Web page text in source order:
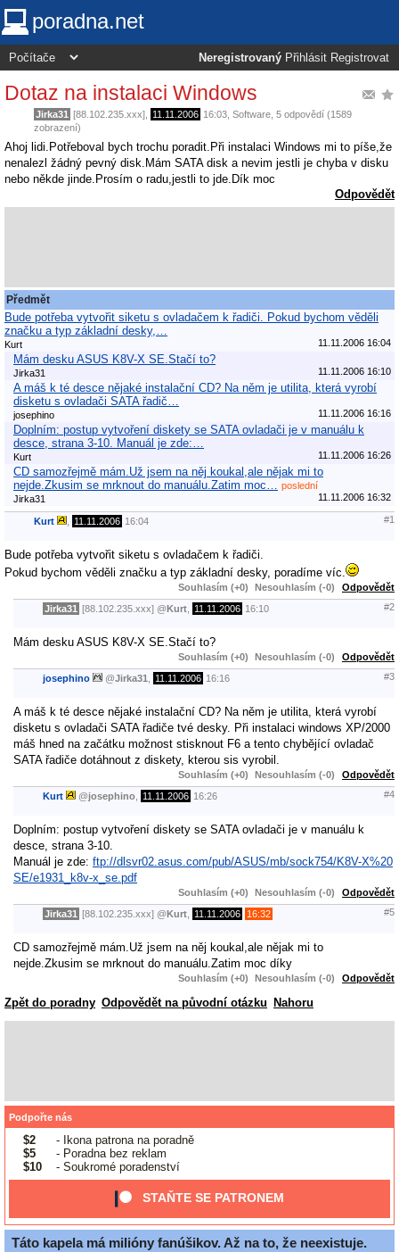
poradna.net
Neregistrovaný Přihlásit Registrovat
Dotaz na instalaci Windows
Jirka31 [88.102.235.xxx], 11.11.2006 16:03 Software , 5 odpovědí (1589
zobrazení)
Ahoj lidi.Potřeboval bych trochu poradit.Při instalaci Windows mi to píše,že
nenalezl žádný pevný disk.Mám SATA disk a nevim jestli je chyba v disku
nebo někde jinde.Prosím o radu,jestli to jde.Dík moc
Odpovědět
Předmět
Bude potřeba vytvořit siketu s ovladačem k řadiči. Pokud bychom věděli
značku a typ základní desky,…
Kurt 11.11.2006 16:04
Mám desku ASUS K8V-X SE.Stačí to?
Jirka31 11.11.2006 16:10
A máš k té desce nějaké instalační CD? Na něm je utilita, která vyrobí
disketu s ovladači SATA řadič…
josephino 11.11.2006 16:16
Doplním: postup vytvoření diskety se SATA ovladači je v manuálu k
desce, strana 3-10. Manuál je zde:…
Kurt 11.11.2006 16:26
CD samozřejmě mám.Už jsem na něj koukal,ale nějak mi to
nejde.Zkusim se mrknout do manuálu.Zatim moc…
poslední
Jirka31
11.11.2006 16:32
Kurt 11.11.2006 16:04 #1
Bude potřeba vytvořit siketu s ovladačem k řadiči.
Pokud bychom věděli značku a typ základní desky, poradíme víc.
Souhlasím (+0) Nesouhlasím (-0) Odpovědět
Jirka31 [88.102.235.xxx] @Kurt 11.11.2006 16:10 #2
Mám desku ASUS K8V-X SE.Stačí to?
Souhlasím (+0) Nesouhlasím (-0) Odpovědět
josephino @Jirka31 11.11.2006 16:16 #3
A máš k té desce nějaké instalační CD? Na něm je utilita, která vyrobí
disketu s ovladači SATA řadiče tvé desky. Při instalaci windows XP/2000
máš hned na začátku možnost stisknout F6 a tento chybějící ovladač
SATA řadiče dotáhnout z diskety, kterou sis vyrobil.
Souhlasím (+0) Nesouhlasím (-0) Odpovědět
Kurt @josephino 11.11.2006 16:26 #4
Doplním: postup vytvoření diskety se SATA ovladači je v manuálu k
desce, strana 3-10.
Manuál je zde: ftp://dlsvr02.asus.com/pub/ASUS/mb/sock754/K8V-X%20
SE/e1931_k8v-x_se.pdf
Souhlasím (+0) Nesouhlasím (-0) Odpovědět
Jirka31 [88.102.235.xxx] @Kurt 11.11.2006 16:32 #5
CD samozřejmě mám.Už jsem na něj koukal,ale nějak mi to
nejde.Zkusim se mrknout do manuálu.Zatim moc díky
Souhlasím (+0) Nesouhlasím (-0) Odpovědět
Zpět do poradny Odpovědět na původní otázku Nahoru
Podpořte nás
$2
- Ikona patrona na poradně
$5
- Poradna bez reklam
$10
- Soukromé poradenství
STAŇTE SE PATRONEM
Táto kapela má milióny fanúšikov. Až na to, že neexistuje.